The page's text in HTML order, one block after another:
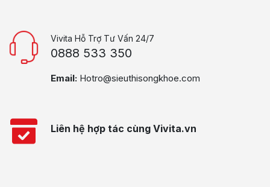
Vivita Hỗ Trợ Tư Vấn 24/7
0888 533 350
Email: Hotro@sieuthisongkhoe.com
Liên hệ hợp tác cùng Vivita.vn